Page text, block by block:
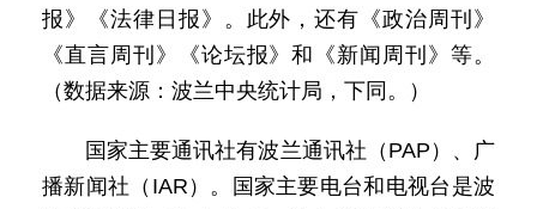
报》《法律日报》。此外，还有《政治周刊》
《直言周刊》《论坛报》和《新闻周刊》等。
（数据来源：波兰中央统计局，下同。）
国家主要通讯社有波兰通讯社（PAP）、广
播新闻社（IAR）。国家主要电台和电视台是波